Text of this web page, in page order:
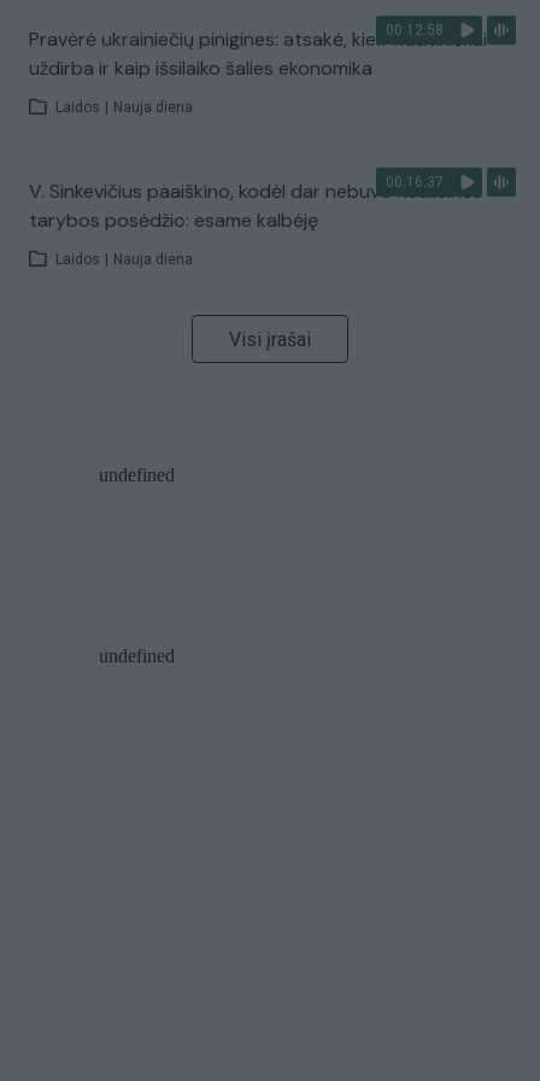
00:12:58
Pravėrė ukrainiečių pinigines: atsakė, kiek vidutiniškai
uždirba ir kaip išsilaiko šalies ekonomika
Laidos Nauja diena
00:16:37
V. Sinkevičius paaiškino, kodėl dar nebuvo Koalicinės
tarybos posėdžio: esame kalbėję
Laidos Nauja diena
Visi įrašai